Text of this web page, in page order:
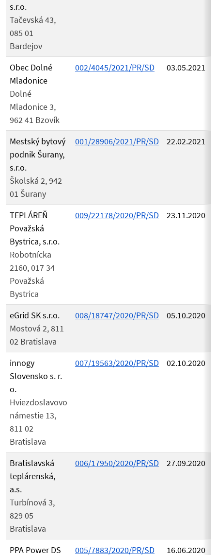
s.r.o.
Tačevská 43,
085 01
Bardejov
Obec Dolné
Mladonice
Dolné
Mladonice 3,
962 41 Bzovík
002/4045/2021/PR/SD 03.05.2021
Mestský bytový
podnik Šurany,
s.r.o.
Školská 2, 942
01 Šurany
001/28906/2021/PR/SD 22.02.2021
TEPLÁREŇ
Považská
Bystrica, s.r.o.
Robotnícka
2160, 017 34
Považská
Bystrica
009/22178/2020/PR/SD 23.11.2020
eGrid SK s.r.o.
Mostová 2, 811
02 Bratislava
008/18747/2020/PR/SD 05.10.2020
innogy
Slovensko s. r.
o.
Hviezdoslavovo
námestie 13,
811 02
Bratislava
007/19563/2020/PR/SD 02.10.2020
Bratislavská
teplárenská,
a.s.
Turbínová 3,
829 05
Bratislava
006/17950/2020/PR/SD 27.09.2020
PPA Power DS 005/7883/2020/PR/SD 16.06.2020